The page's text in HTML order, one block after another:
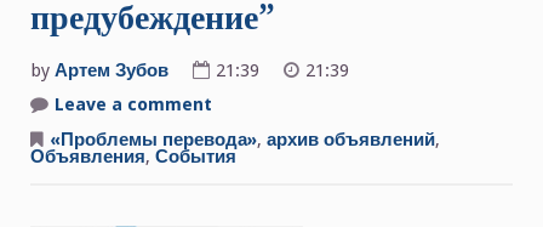
предубеждение”
by Артем Зубов 21:39
21:39
Leave a comment
ноября
2023
«Проблемы перевода», архив объявлений,
Объявления, События